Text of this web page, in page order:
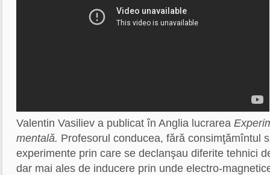
Valentin Vasiliev a publicat în Anglia lucrarea
mentală. Profesorul conducea, fără consimţămîntul
experimente prin care se declanşau diferite tehnici
dar mai ales de inducere prin unde electro-